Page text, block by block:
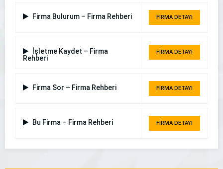
Firma Bulurum – Firma Rehberi FİRMA DETAYI
İşletme Kaydet – Firma
Rehberi
FİRMA DETAYI
Firma Sor – Firma Rehberi FİRMA DETAYI
Bu Firma – Firma Rehberi FİRMA DETAYI